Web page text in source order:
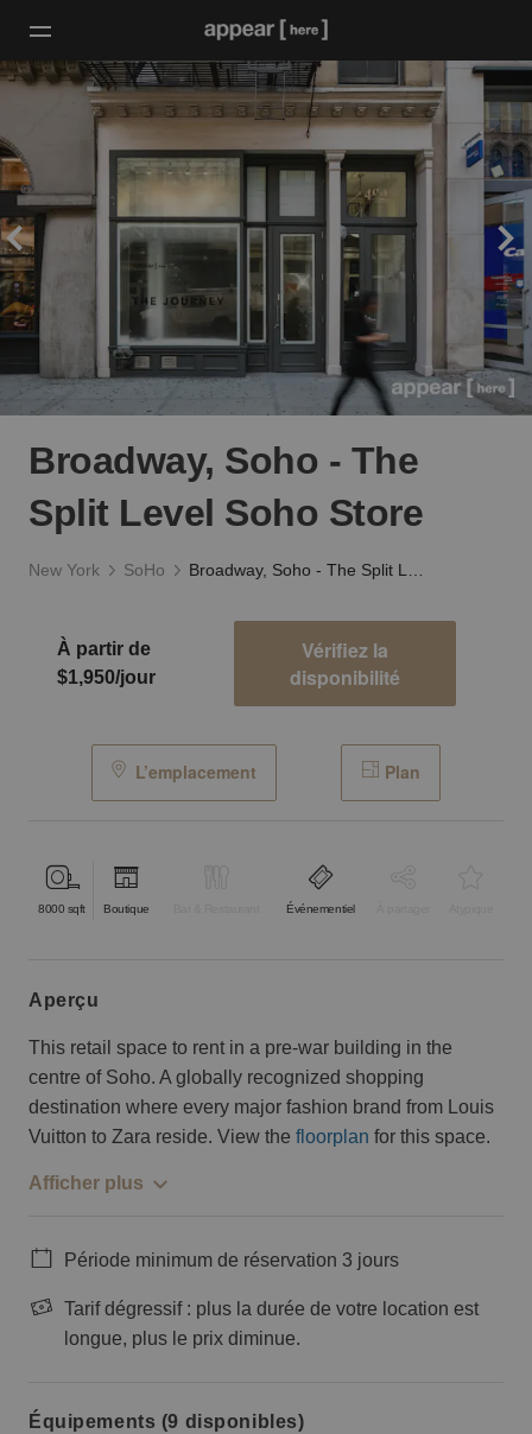
Broadway, Soho - The
Split Level Soho Store
New York SoHo
À partir de
$1,950/jour
Vérifiez la
disponibilité
L’emplacement Plan
8000 sqft Boutique Événementiel
aperçu
This retail space to rent in a pre-war building in the
centre of Soho. A globally recognized shopping
destination where every major fashion brand from Louis
Vuitton to Zara reside. View the floorplan for this space.
Afficher plus
Période minimum de réservation 3 jours
Tarif dégressif : plus la durée de votre location est
longue, plus le prix diminue.
Équipements (9 disponibles)